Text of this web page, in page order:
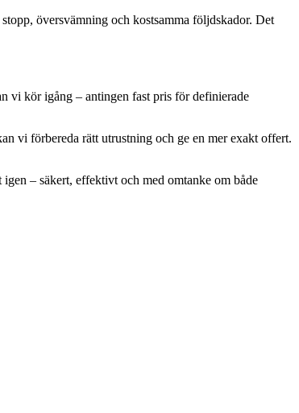
översvämning och kostsamma följdskador. Det
vi kör igång – antingen fast pris för definierade
vi förbereda rätt utrustning och ge en mer exakt offert.
– säkert, effektivt och med omtanke om både